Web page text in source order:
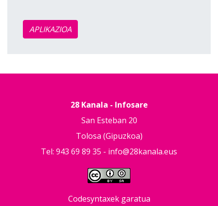
APLIKAZIOA
28 Kanala - Infosare
San Esteban 20
Tolosa (Gipuzkoa)
Tel: 943 69 89 35 - info@28kanala.eus
Codesyntaxek garatua